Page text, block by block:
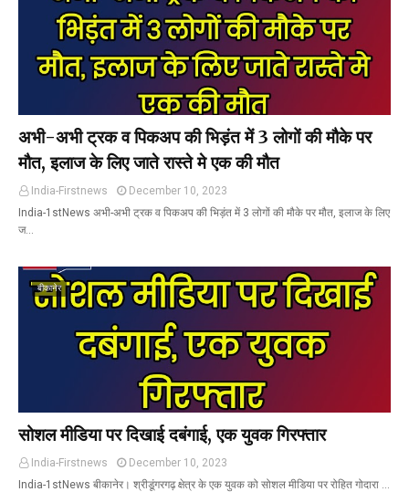
अभी-अभी ट्रक व पिकअप की भिड़ंत में 3 लोगों की मौके पर
मौत, इलाज के लिए जाते रास्ते मे एक की मौत
India-Firstnews
December 10, 2023
India-1stNews अभी-अभी ट्रक व पिकअप की भिड़ंत में 3 लोगों की मौके पर मौत, इलाज के लिए
ज…
बीकानेर
सोशल मीडिया पर दिखाई दबंगाई, एक युवक गिरफ्तार
India-Firstnews
December 10, 2023
India-1stNews बीकानेर। श्रीडूंगरगढ़ क्षेत्र के एक युवक को सोशल मीडिया पर रोहित गोदारा …